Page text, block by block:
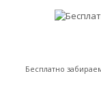
Бесплатно